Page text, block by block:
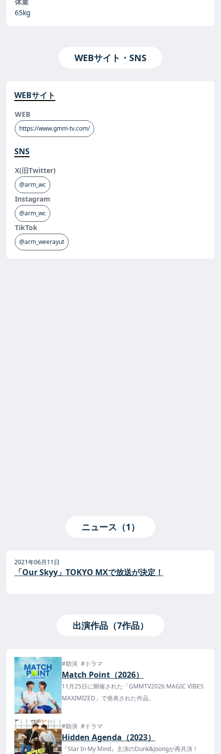
65kg
WEBサイト・SNS
WEBサイト
WEB
https://www.gmm-tv.com/
SNS
X(旧Twitter)
@arm_wc
Instagram
@arm_wc
TikTok
@arm_weerayut
ニュース（1）
2021年06月11日
「Our Skyy」TOKYO MXで放送が決定！
出演作品（7作品）
#助演 #ドラマ
Match Point（2026）
11月25日に開催された「GMMTV2026 MAGIC VIBES
MAXIMIZED」で発表された作品。
#助演 #ドラマ
Hidden Agenda（2023）
『Star In My Mind』主演のDunk&Joongが再共演！